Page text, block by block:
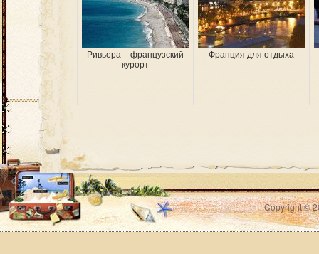
Ривьера – французский
курорт
Франция для отдыха
Copyright ©